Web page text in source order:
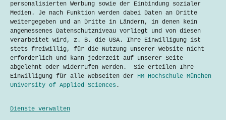
personalisierten Werbung sowie der Einbindung sozialer
Medien. Je nach Funktion werden dabei Daten an Dritte
weitergegeben und an Dritte in Ländern, in denen kein
angemessenes Datenschutzniveau vorliegt und von diesen
verarbeitet wird, z. B. die USA. Ihre Einwilligung ist
stets freiwillig, für die Nutzung unserer Website nicht
erforderlich und kann jederzeit auf unserer Seite
abgelehnt oder widerrufen werden. Sie erteilen Ihre
Einwilligung für alle Webseiten der HM Hochschule München
University of Applied Sciences .
Dienste verwalten
Die Enthüllungen von Edward Snowden sind
weltberühmt. Sie gaben Einblicke in das
Ausmaß der Überwachungspraktiken von
Geheimdiensten. Doch auch Metadaten aus
dem Smart Home liefern Informationen,
die von Hackern, Tech-Konzernen und
Behörden ausspioniert werden. Abhören
für die nationale Sicherheit Allein…
LesenMetadaten
Smart